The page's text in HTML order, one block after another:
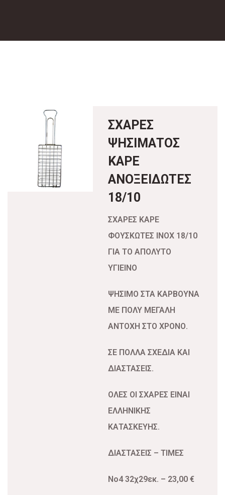
ΣΧΑΡΕΣ
ΨΗΣΙΜΑΤΟΣ
ΚΑΡΕ
ΑΝΟΞΕΙΔΩΤΕΣ
18/10
ΣΧΑΡΕΣ ΚΑΡΕ
ΦΟΥΣΚΩΤΕΣ INOX 18/10
ΓΙΑ ΤΟ ΑΠΟΛΥΤΟ
ΥΓΙΕΙΝΟ
ΨΗΣΙΜΟ ΣΤΑ ΚΑΡΒΟΥΝΑ
ΜΕ ΠΟΛΥ ΜΕΓΑΛΗ
ΑΝΤΟΧΗ ΣΤΟ ΧΡΟΝΟ.
ΣΕ ΠΟΛΛΑ ΣΧΕΔΙΑ ΚΑΙ
ΔΙΑΣΤΑΣΕΙΣ.
ΟΛΕΣ ΟΙ ΣΧΑΡΕΣ ΕΙΝΑΙ
ΕΛΛΗΝΙΚΗΣ
ΚΑΤΑΣΚΕΥΗΣ.
ΔΙΑΣΤΑΣΕΙΣ – ΤΙΜΕΣ
Νο4 32χ29εκ. – 23,00 €